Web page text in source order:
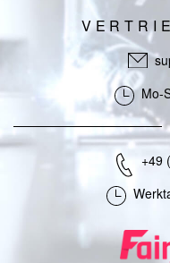
Mo-
+49